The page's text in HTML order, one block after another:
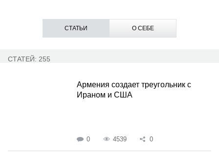
СТАТЬИ О СЕБЕ
СТАТЕЙ: 255
Армения создает треугольник с
Ираном и США
0 4539 0